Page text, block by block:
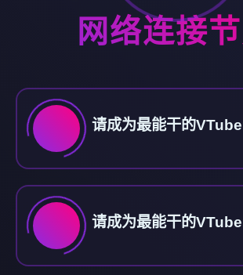
网络连接
请成为最能干的
请成为最能干的